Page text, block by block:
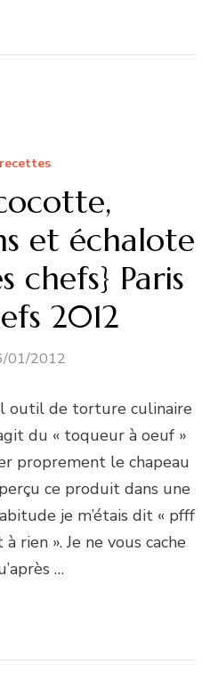
et échalote
chefs} Paris
2012
01/2012
outil de torture culinaire
du « toqueur à oeuf »
proprement le chapeau
ce produit dans une
je m’étais dit « pfff
rien ». Je ne vous cache
…